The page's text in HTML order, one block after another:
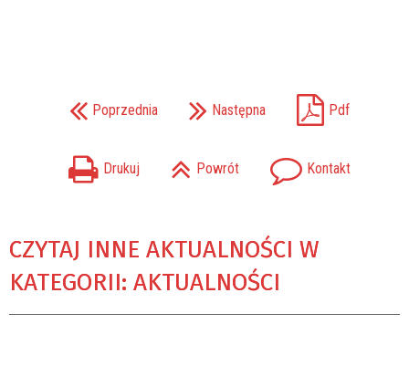
Poprzednia Następna Pdf
Drukuj Powrót Kontakt
CZYTAJ INNE AKTUALNOŚCI W
KATEGORII: AKTUALNOŚCI